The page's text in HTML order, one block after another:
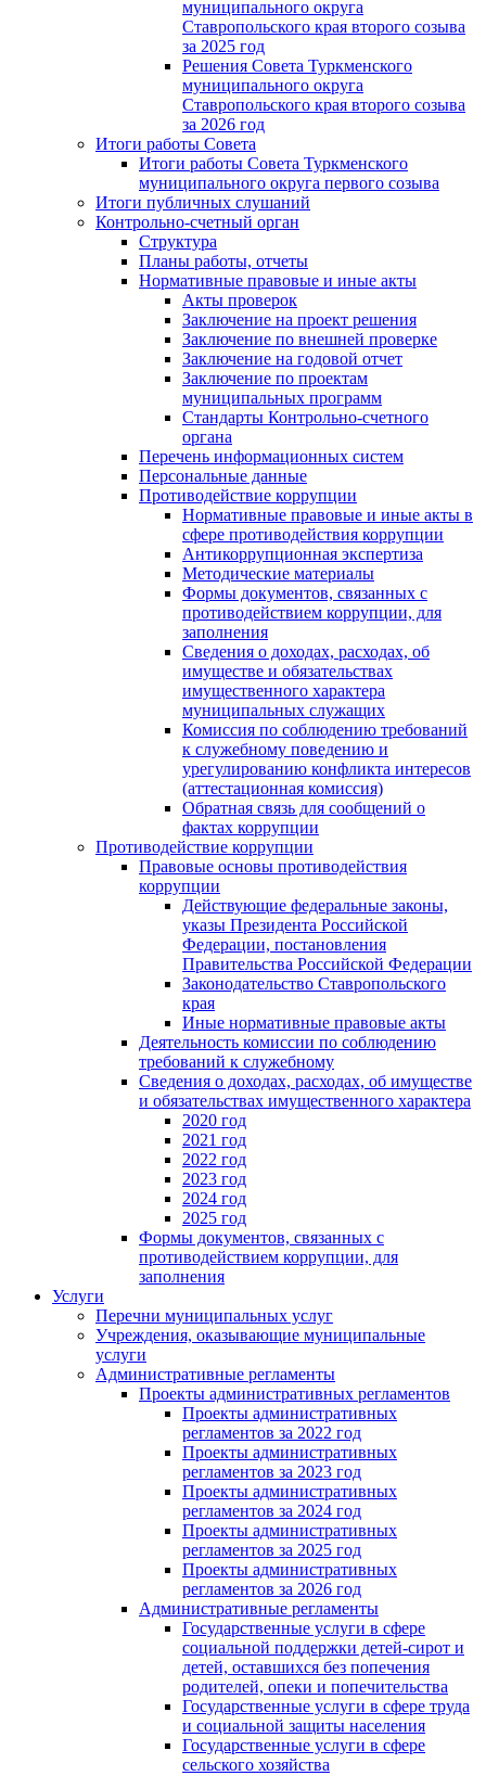
муниципального округа
Ставропольского края второго созыва
за 2025 год
Решения Совета Туркменского
муниципального округа
Ставропольского края второго созыва
за 2026 год
Итоги работы Совета
Итоги работы Совета Туркменского
муниципального округа первого созыва
Итоги публичных слушаний
Контрольно-счетный орган
Структура
Планы работы, отчеты
Нормативные правовые и иные акты
Акты проверок
Заключение на проект решения
Заключение по внешней проверке
Заключение на годовой отчет
Заключение по проектам
муниципальных программ
Стандарты Контрольно-счетного
органа
Перечень информационных систем
Персональные данные
Противодействие коррупции
Нормативные правовые и иные акты в
сфере противодействия коррупции
Антикоррупционная экспертиза
Методические материалы
Формы документов, связанных с
противодействием коррупции, для
заполнения
Сведения о доходах, расходах, об
имуществе и обязательствах
имущественного характера
муниципальных служащих
Комиссия по соблюдению требований
к служебному поведению и
урегулированию конфликта интересов
(аттестационная комиссия)
Обратная связь для сообщений о
фактах коррупции
Противодействие коррупции
Правовые основы противодействия
коррупции
Действующие федеральные законы,
указы Президента Российской
Федерации, постановления
Правительства Российской Федерации
Законодательство Ставропольского
края
Иные нормативные правовые акты
Деятельность комиссии по соблюдению
требований к служебному
Сведения о доходах, расходах, об имуществе
и обязательствах имущественного характера
2020 год
2021 год
2022 год
2023 год
2024 год
2025 год
Формы документов, связанных с
противодействием коррупции, для
заполнения
Услуги
Перечни муниципальных услуг
Учреждения, оказывающие муниципальные
услуги
Административные регламенты
Проекты административных регламентов
Проекты административных
регламентов за 2022 год
Проекты административных
регламентов за 2023 год
Проекты административных
регламентов за 2024 год
Проекты административных
регламентов за 2025 год
Проекты административных
регламентов за 2026 год
Административные регламенты
Государственные услуги в сфере
социальной поддержки детей-сирот и
детей, оставшихся без попечения
родителей, опеки и попечительства
Государственные услуги в сфере труда
и социальной защиты населения
Государственные услуги в сфере
сельского хозяйства